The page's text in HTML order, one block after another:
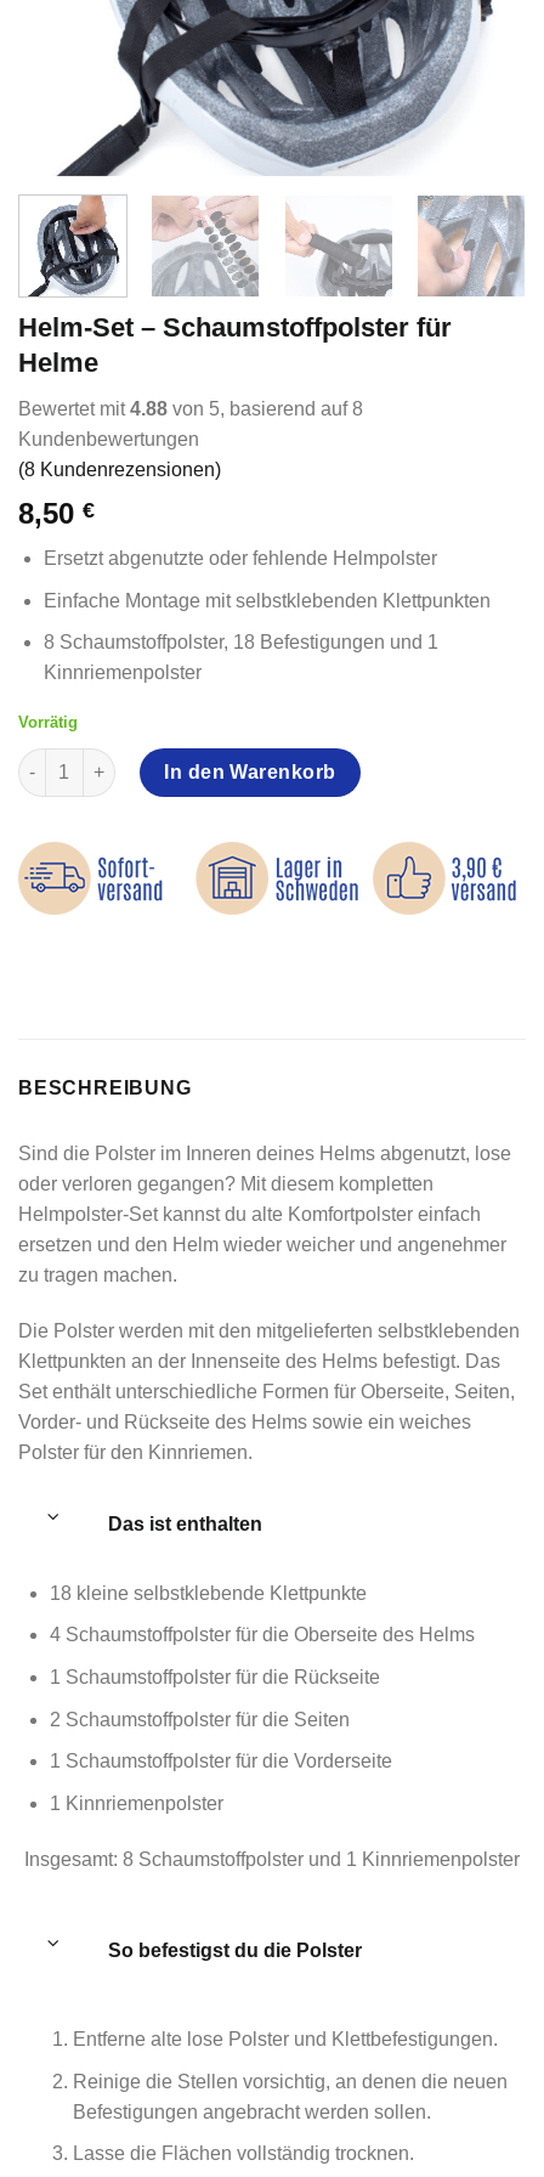
Helm-Set – Schaumstoffpolster für
Helme
Bewertet mit4.88 von 5, basierend auf8
Kundenbewertungen
(8 Kundenrezensionen)
8,50 €
Ersetzt abgenutzte oder fehlende Helmpolster
Einfache Montage mit selbstklebenden Klettpunkten
8 Schaumstoffpolster, 18 Befestigungen und 1
Kinnriemenpolster
Vorrätig
Helm-Set – Schaumstoffpolster für Helme Menge
In den Warenkorb
BESCHREIBUNG
Sind die Polster im Inneren deines Helms abgenutzt, lose
oder verloren gegangen? Mit diesem kompletten
Helmpolster-Set kannst du alte Komfortpolster einfach
ersetzen und den Helm wieder weicher und angenehmer
zu tragen machen.
Die Polster werden mit den mitgelieferten selbstklebenden
Klettpunkten an der Innenseite des Helms befestigt. Das
Set enthält unterschiedliche Formen für Oberseite, Seiten,
Vorder- und Rückseite des Helms sowie ein weiches
Polster für den Kinnriemen.
Das ist enthalten
18 kleine selbstklebende Klettpunkte
4 Schaumstoffpolster für die Oberseite des Helms
1 Schaumstoffpolster für die Rückseite
2 Schaumstoffpolster für die Seiten
1 Schaumstoffpolster für die Vorderseite
1 Kinnriemenpolster
Insgesamt: 8 Schaumstoffpolster und 1 Kinnriemenpolster
So befestigst du die Polster
Entferne alte lose Polster und Klettbefestigungen.
Reinige die Stellen vorsichtig, an denen die neuen
Befestigungen angebracht werden sollen.
Lasse die Flächen vollständig trocknen.